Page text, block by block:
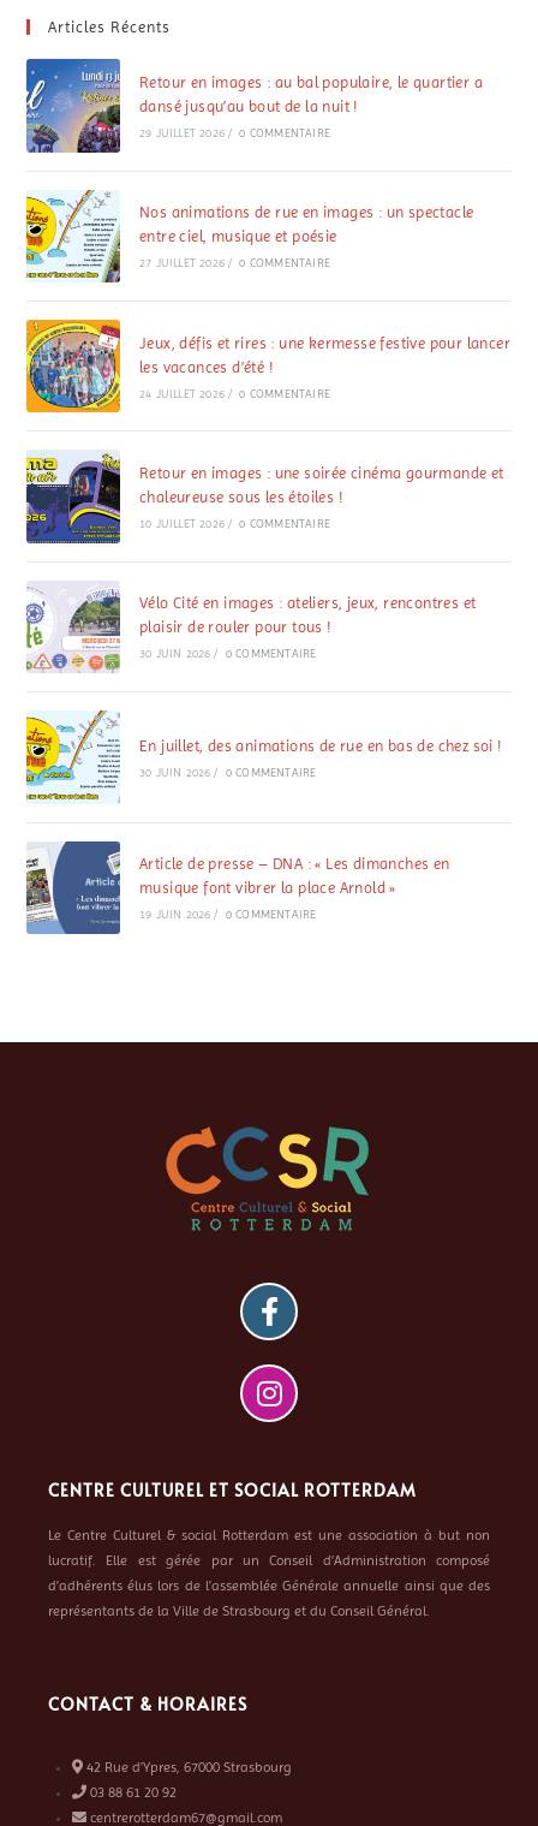
Articles Récents
Retour en images : au bal populaire, le quartier a
dansé jusqu’au bout de la nuit !
29 JUILLET 2026 / 0 COMMENTAIRE
Nos animations de rue en images : un spectacle
entre ciel, musique et poésie
27 JUILLET 2026 / 0 COMMENTAIRE
Jeux, défis et rires : une kermesse festive pour lancer
les vacances d’été !
24 JUILLET 2026 / 0 COMMENTAIRE
Retour en images : une soirée cinéma gourmande et
chaleureuse sous les étoiles !
10 JUILLET 2026 / 0 COMMENTAIRE
Vélo Cité en images : ateliers, jeux, rencontres et
plaisir de rouler pour tous !
30 JUIN 2026 / 0 COMMENTAIRE
En juillet, des animations de rue en bas de chez soi !
30 JUIN 2026 / 0 COMMENTAIRE
Article de presse – DNA : « Les dimanches en
musique font vibrer la place Arnold »
19 JUIN 2026 / 0 COMMENTAIRE
CENTRE CULTUREL ET SOCIAL ROTTERDAM
Le Centre Culturel & social Rotterdam est une association à but non
lucratif. Elle est gérée par un Conseil d’Administration composé
d’adhérents élus lors de l’assemblée Générale annuelle ainsi que des
représentants de la Ville de Strasbourg et du Conseil Général.
CONTACT & HORAIRES
42 Rue d’Ypres, 67000 Strasbourg
03 88 61 20 92
centrerotterdam67@gmail.com